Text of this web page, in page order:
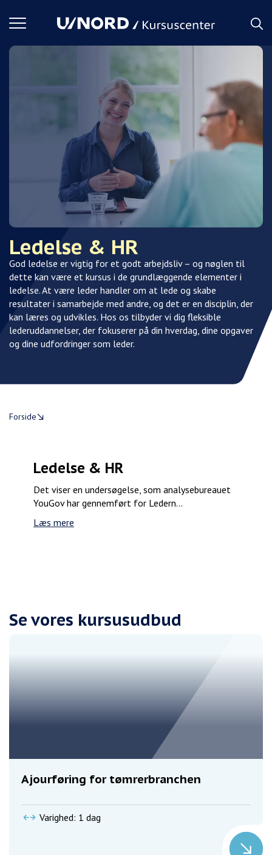
Toggle
Ledelse & HR
God ledelse er vigtig for et godt arbejdsliv – og nøglen til
dette kan være et kursus i de grundlæggende elementer i
ledelse. At være leder handler om at lede og skabe
resultater i samarbejde med andre, og det er en disciplin, der
kan læres og udvikles. Hos os tilbyder vi dig fleksible
lederuddannelser, der fokuserer på din hverdag, dine opgaver
og dine udfordringer som leder.
Forside
Ledelse & HR
Det viser en undersøgelse, som analysebureauet
YouGov har gennemført for Ledern...
Læs mere
Se vores kursusudbud
Ajourføring for tømrerbranchen
Varighed: 1 dag